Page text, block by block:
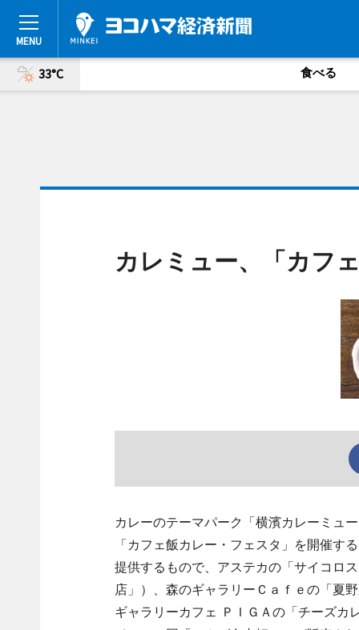
33°C 食べる
カレミュー、「カフ
カレーのテーマパーク「横濱カレーミュ
「カフェ飯カレー・フェスタ」を開催す
提供するもので、アステカの「サイコロ
店」）、森のギャラリーＣａｆｅの「夏
ギャラリーカフェ ＰＩＧＡの「チーズカ